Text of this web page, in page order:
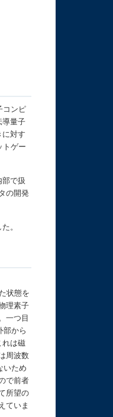
コンピ
導量子
に対す
トゲー
で扱
の開発
。
状態を
理素子
一つ目
部から
れは磁
周波数
いため
で前者
所望の
ていま